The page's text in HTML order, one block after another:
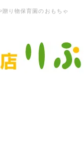
り物保育園のおもちゃ